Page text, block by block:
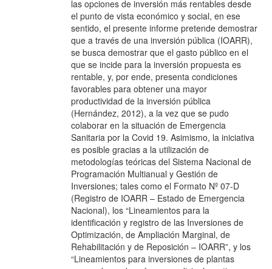
las opciones de inversión más rentables desde
el punto de vista económico y social, en ese
sentido, el presente informe pretende demostrar
que a través de una inversión pública (IOARR),
se busca demostrar que el gasto público en el
que se incide para la inversión propuesta es
rentable, y, por ende, presenta condiciones
favorables para obtener una mayor
productividad de la inversión pública
(Hernández, 2012), a la vez que se pudo
colaborar en la situación de Emergencia
Sanitaria por la Covid 19. Asimismo, la iniciativa
es posible gracias a la utilización de
metodologías teóricas del Sistema Nacional de
Programación Multianual y Gestión de
Inversiones; tales como el Formato Nº 07-D
(Registro de IOARR – Estado de Emergencia
Nacional), los “Lineamientos para la
identificación y registro de las Inversiones de
Optimización, de Ampliación Marginal, de
Rehabilitación y de Reposición – IOARR”, y los
“Lineamientos para inversiones de plantas